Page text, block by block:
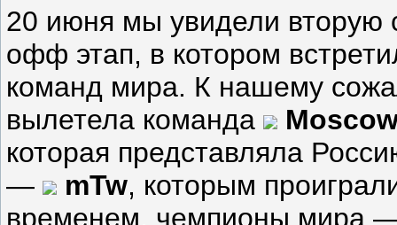
20 июня мы увидели вторую
офф этап, в котором
команд мира. К нашему
вылетела команда
которая представляла
—
mTw, которым
временем, чемпионы мира